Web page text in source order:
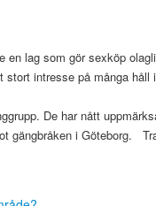
lag som gör sexköp
intresse på många
De har nått
gängbråken i Göteborg.